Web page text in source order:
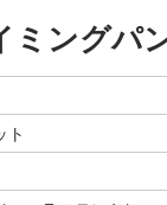
ミングパ
ト